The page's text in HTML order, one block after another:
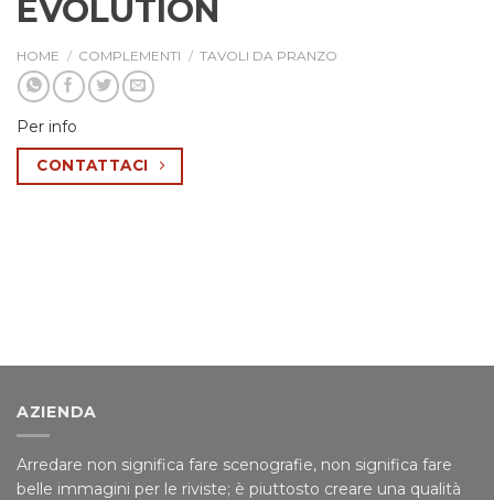
EVOLUTION
HOME / COMPLEMENTI / TAVOLI DA PRANZO
Per info
CONTATTACI
AZIENDA
Arredare non significa fare scenografie, non significa fare
belle immagini per le riviste; è piuttosto creare una qualità